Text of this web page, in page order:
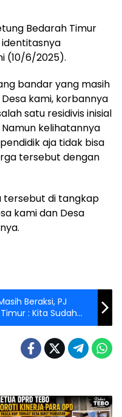
Bedarah Timur
(10/6/2025).
bandar yang masih
kami, korbannya
satu residivis inisial
Namun kelihatannya
aja tidak bisa
tersebut dengan
tersebut di tangkap
kami dan Desa
Beraksi, PJ
: Kita Sudah